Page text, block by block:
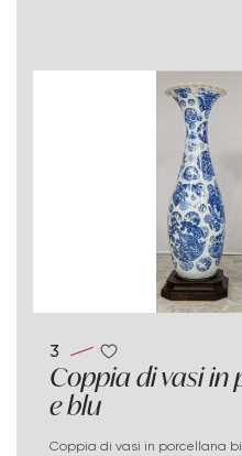
3
Coppia di vasi
e blu
Coppia di vasi in porcellana bianca e blu. Basi in legno.